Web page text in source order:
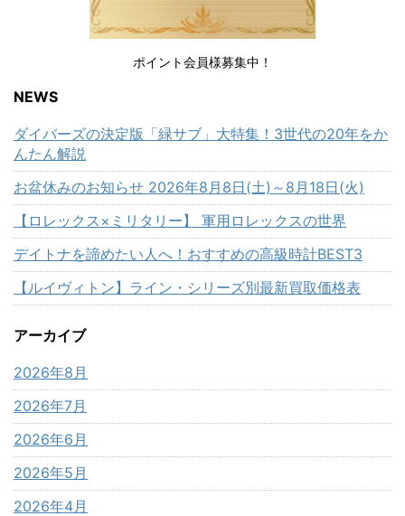
ポイント会員様募集中！
NEWS
ダイバーズの決定版「緑サブ」大特集！3世代の20年をか
んたん解説
お盆休みのお知らせ 2026年8月8日(土)～8月18日(火)
【ロレックス×ミリタリー】 軍用ロレックスの世界
デイトナを諦めたい人へ！おすすめの高級時計BEST3
【ルイヴィトン】ライン・シリーズ別最新買取価格表
アーカイブ
2026年8月
2026年7月
2026年6月
2026年5月
2026年4月